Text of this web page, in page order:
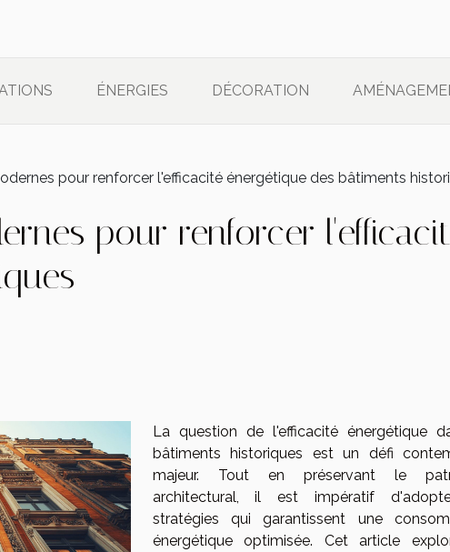
ÉNERGIES DÉCORATION
pour renforcer l'efficacité énergétique des bâtiments
pour renforcer
La question de l'efficacité énergétique
bâtiments historiques est un défi
majeur. Tout en préservant le
architectural, il est impératif
stratégies qui garantissent une
énergétique optimisée. Cet article